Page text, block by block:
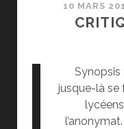
10 MARS
Synopsis
jusque-là se